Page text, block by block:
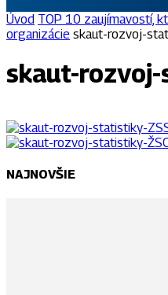
Úvod TOP 10 zaujímavostí,
organizácie skaut-rozvoj-
skaut-
NAJNOVŠIE